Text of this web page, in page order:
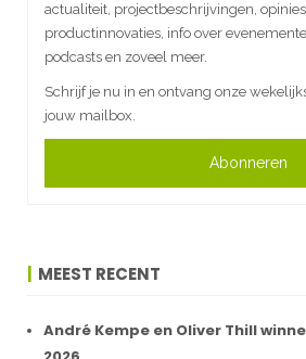
actualiteit, projectbeschrijvingen,
productinnovaties, info over
podcasts en zoveel meer.
Schrijf je nu in en ontvang onze
jouw mailbox.
Abonneren
MEEST RECENT
André Kempe en Oliver Thill